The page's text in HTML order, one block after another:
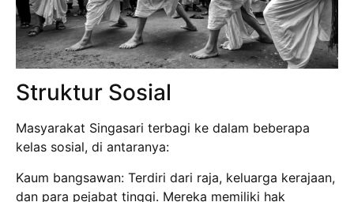
Struktur Sosial
Masyarakat Singasari terbagi ke dalam beberapa
kelas sosial, di antaranya:
Kaum bangsawan: Terdiri dari raja, keluarga kerajaan,
dan para pejabat tinggi. Mereka memiliki hak